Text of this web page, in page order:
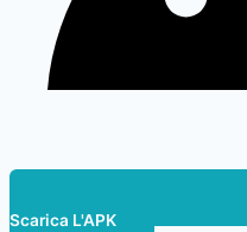
Scarica L'APK